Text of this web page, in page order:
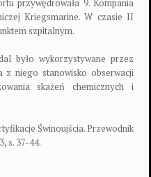
przywędrowała 9. Kompania
Kriegsmarine. W czasie II
szpitalnym.
było wykorzystywane przez
z niego stanowisko obserwacji
skażeń chemicznych i
Świnoujścia. Przewodnik
s. 37-44.